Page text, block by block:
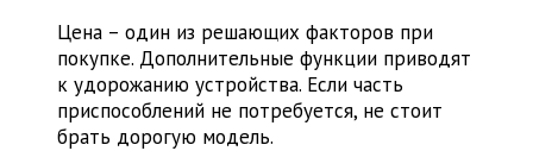
Цена – один из решающих факторов при
покупке. Дополнительные функции приводят
к удорожанию устройства. Если часть
приспособлений не потребуется, не стоит
брать дорогую модель.